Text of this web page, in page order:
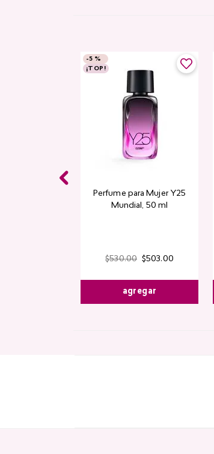
-5 %
¡TOP!
Perfume para Mujer Y25
Mundial​, 50 ml
$530.00 $503.00
agregar